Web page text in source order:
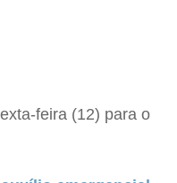
feira (12) para o